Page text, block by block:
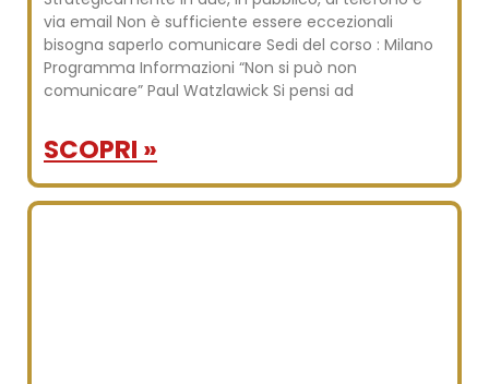
via email Non è sufficiente essere eccezionali
bisogna saperlo comunicare Sedi del corso : Milano
Programma Informazioni “Non si può non
comunicare” Paul Watzlawick Si pensi ad
SCOPRI »